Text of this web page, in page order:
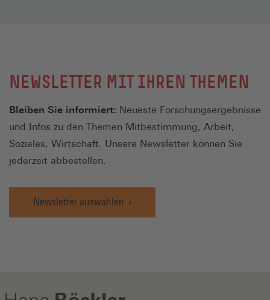
NEWSLETTER MIT IHREN THEMEN
Bleiben Sie informiert: Neueste Forschungsergebnisse
und Infos zu den Themen Mitbestimmung, Arbeit,
Soziales, Wirtschaft. Unsere Newsletter können Sie
jederzeit abbestellen.
Newsletter auswählen